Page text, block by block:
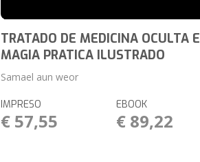
TRATADO DE MEDICINA OCULTA E
MAGIA PRATICA ILUSTRADO
Samael aun weor
IMPRESO
€ 57,55
EBOOK
€ 89,22